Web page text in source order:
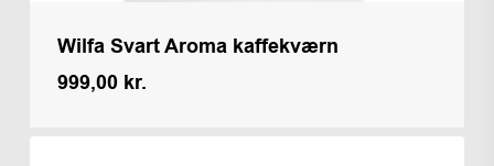
Wilfa Svart Aroma kaffekværn
999,00 kr.